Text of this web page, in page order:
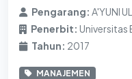
Pengarang: A'YUNI
Penerbit: Universitas
Tahun: 2017
MANAJEMEN